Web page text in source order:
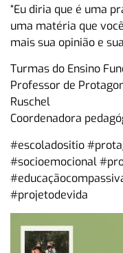
“Eu diria que é uma
uma matéria que
mais sua opinião e
Turmas do Ensino
Professor de
Ruschel
Coordenadora
#escoladositio
#socioemocional
#projetodevida